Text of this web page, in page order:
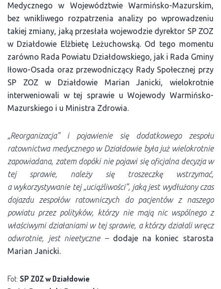
Medycznego w Województwie Warmińsko-Mazurskim,
bez wnikliwego rozpatrzenia analizy po wprowadzeniu
takiej zmiany, jaką przesłała wojewodzie dyrektor SP ZOZ
w Działdowie Elżbietę Leżuchowską. Od tego momentu
zarówno Rada Powiatu Działdowskiego, jak i Rada Gminy
Iłowo-Osada oraz przewodniczący Rady Społecznej przy
SP ZOZ w Działdowie Marian Janicki, wielokrotnie
interweniowali w tej sprawie u Wojewody Warmińsko-
Mazurskiego i u Ministra Zdrowia.
„Reorganizacja” i pojawienie się dodatkowego zespołu
ratownictwa medycznego w Działdowie była już wielokrotnie
zapowiadana, zatem dopóki nie pojawi się oficjalna decyzja w
tej sprawie, należy się troszeczkę wstrzymać,
a wykorzystywanie tej „uciążliwości”, jaką jest wydłużony czas
dojazdu zespołów ratowniczych do pacjentów z naszego
powiatu przez polityków, którzy nie mają nic wspólnego z
właściwymi działaniami w tej sprawie, a którzy działali wręcz
odwrotnie, jest nieetyczne –dodaje na koniec starosta
Marian Janicki.
Fot: SP ZOZ w Działdowie